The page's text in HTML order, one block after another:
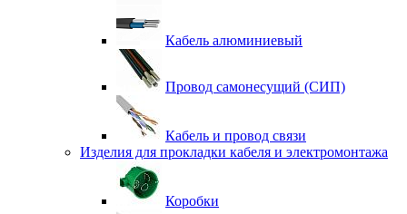
Кабель алюминиевый
Провод самонесущий (СИП)
Кабель и провод связи
Изделия для прокладки кабеля и электромонтажа
Коробки